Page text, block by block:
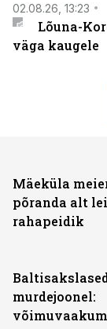
02.08.26, 13:23
Lõuna-
väga kaugele
Mäeküla
põranda alt
rahapeidik
murdejoonel:
võimuvaakum